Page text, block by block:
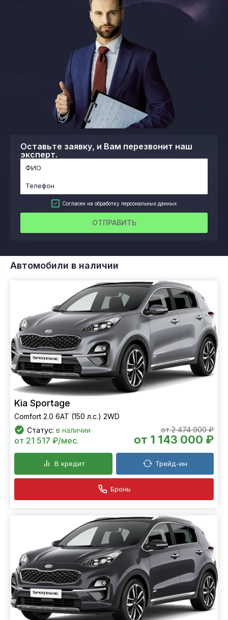
Оставьте заявку, и Вам перезвонит наш
эксперт.
Согласен на обработку персональных данных
ОТПРАВИТЬ
Автомобили в наличии
Kia Sportage
Comfort 2.0 6АТ (150 л.с.) 2WD
Статус: в наличии от 2 474 900 ₽
от 1 143 000 ₽
от 21 517 ₽/мес.
В кредит Трейд-ин
Бронь